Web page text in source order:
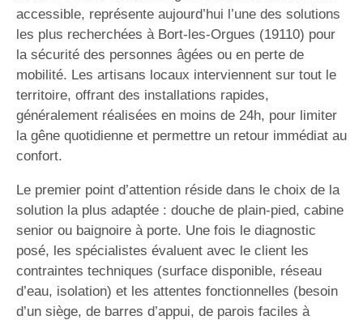
accessible, représente aujourd’hui l’une des solutions
les plus recherchées à Bort-les-Orgues (19110) pour
la sécurité des personnes âgées ou en perte de
mobilité. Les artisans locaux interviennent sur tout le
territoire, offrant des installations rapides,
généralement réalisées en moins de 24h, pour limiter
la gêne quotidienne et permettre un retour immédiat au
confort.
Le premier point d’attention réside dans le choix de la
solution la plus adaptée : douche de plain-pied, cabine
senior ou baignoire à porte. Une fois le diagnostic
posé, les spécialistes évaluent avec le client les
contraintes techniques (surface disponible, réseau
d’eau, isolation) et les attentes fonctionnelles (besoin
d’un siège, de barres d’appui, de parois faciles à